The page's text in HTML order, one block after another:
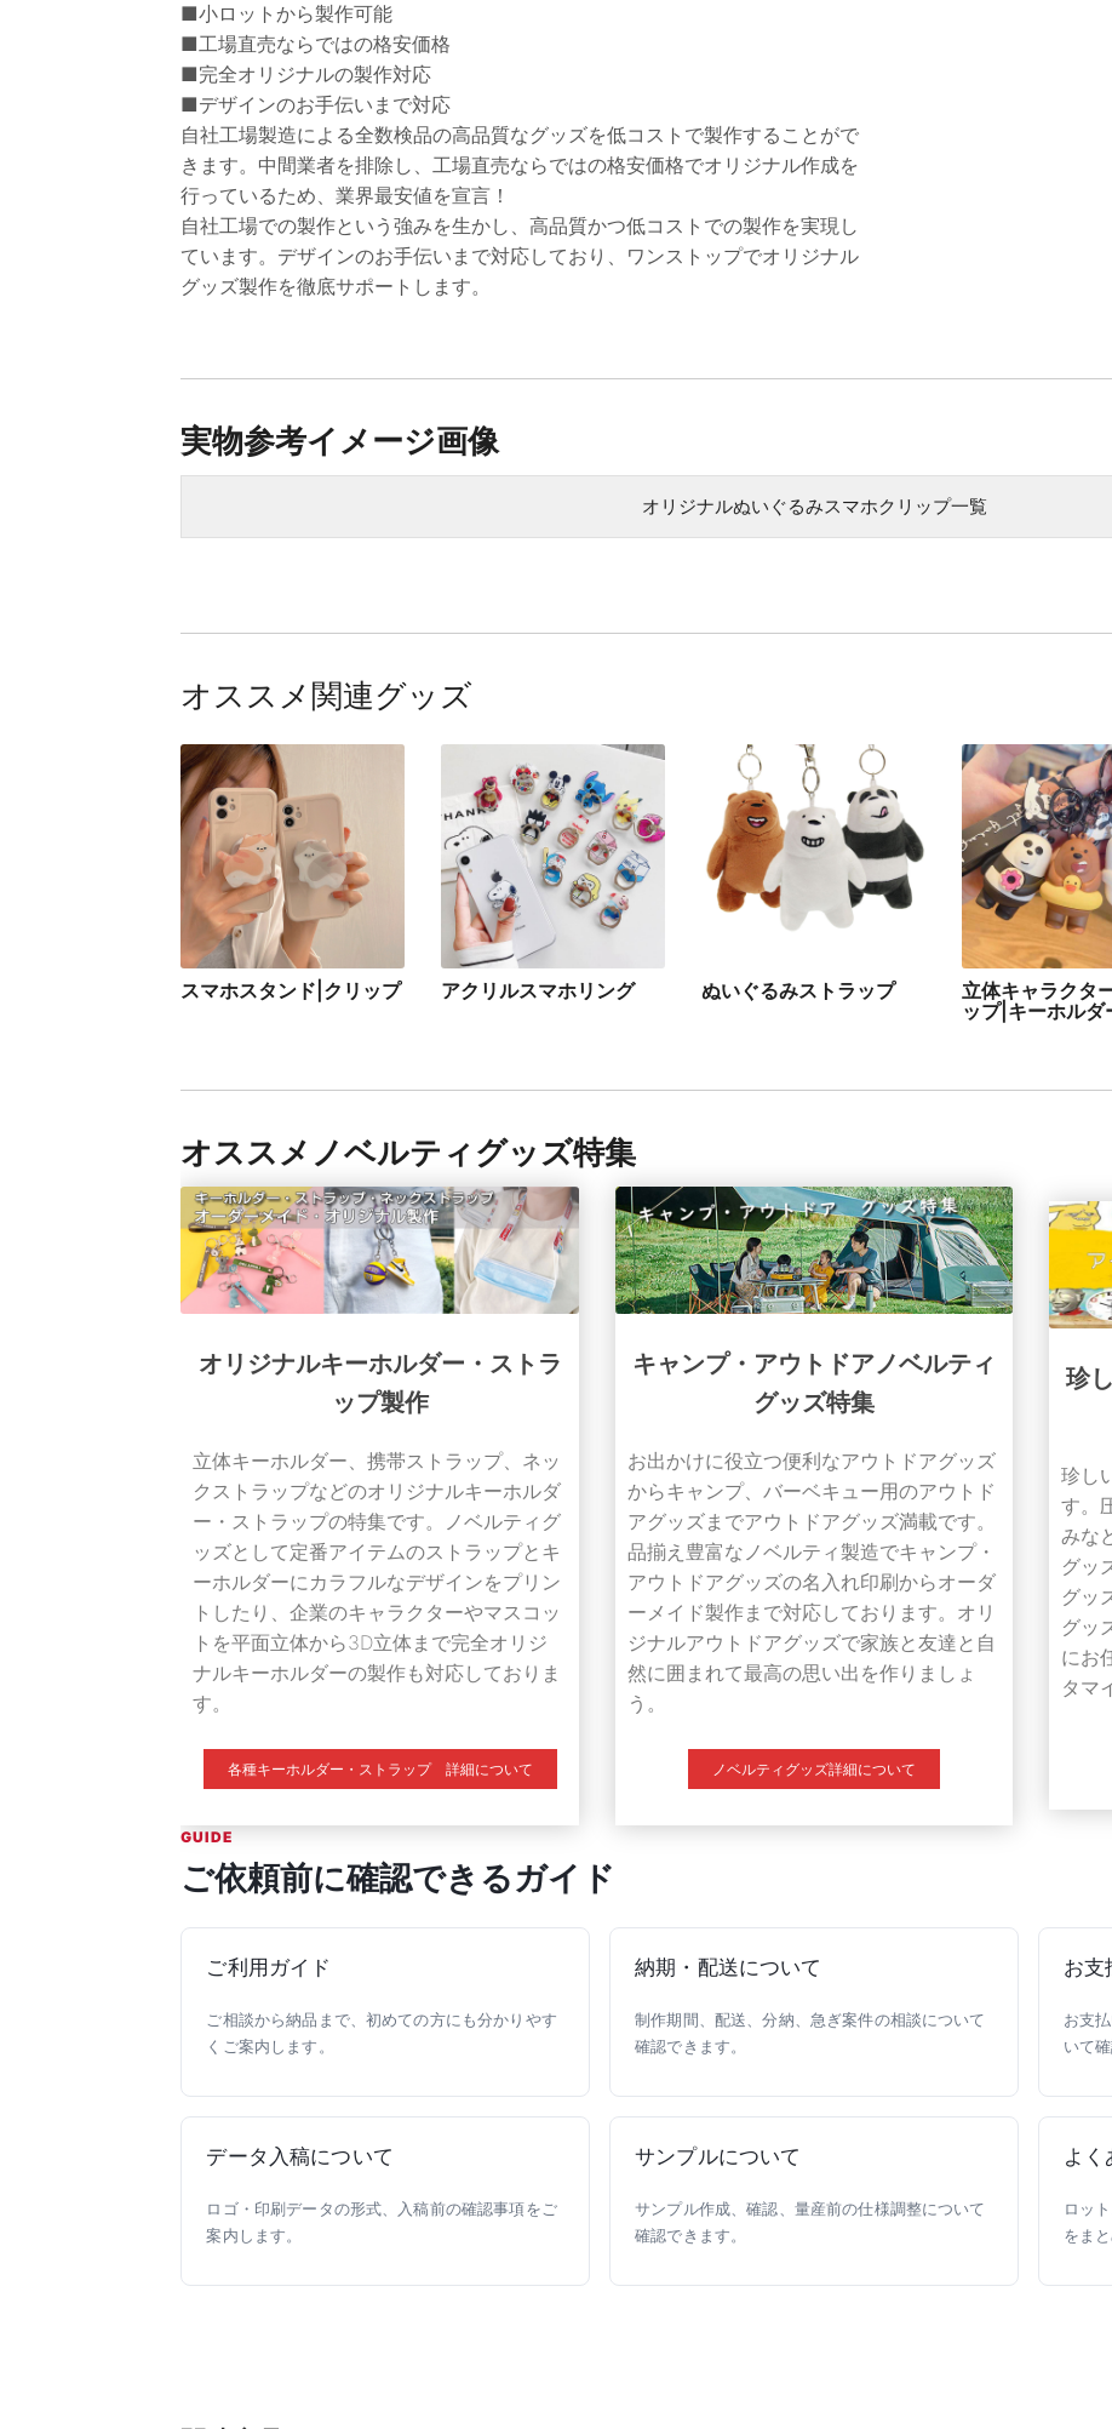
■小ロットから製作可能
■工場直売ならではの格安価格
■完全オリジナルの製作対応
■デザインのお手伝いまで対応
自社工場製造による全数検品の高品質なグッズを低コストで製作することがで
きます。中間業者を排除し、工場直売ならではの格安価格でオリジナル作成を
行っているため、業界最安値を宣言！
自社工場での製作という強みを生かし、高品質かつ低コストでの製作を実現し
ています。デザインのお手伝いまで対応しており、ワンストップでオリジナル
グッズ製作を徹底サポートします。
実物参考イメージ画像
オリジナルぬいぐるみスマホクリップ一覧
オススメ関連グッズ
スマホスタンド|クリップ アクリルスマホリング ぬいぐるみストラップ
立体キャラクタ
ップ|キーホルダ
オススメノベルティグッズ特集
オリジナルキーホルダー・ストラ
ップ製作
立体キーホルダー、携帯ストラップ、ネッ
クストラップなどのオリジナルキーホルダ
ー・ストラップの特集です。ノベルティグ
ッズとして定番アイテムのストラップとキ
ーホルダーにカラフルなデザインをプリン
トしたり、企業のキャラクターやマスコッ
トを平面立体から3D立体まで完全オリジ
ナルキーホルダーの製作も対応しておりま
す。
各種キーホルダー・ストラップ 詳細について
キャンプ・アウトドアノベルティ
グッズ特集
お出かけに役立つ便利なアウトドアグッズ
からキャンプ、バーベキュー用のアウトド
アグッズまでアウトドアグッズ満載です。
品揃え豊富なノベルティ製造でキャンプ・
アウトドアグッズの名入れ印刷からオーダ
ーメイド製作まで対応しております。オリ
ジナルアウトドアグッズで家族と友達と自
然に囲まれて最高の思い出を作りましょ
う。
ノベルティグッズ詳細について
珍
珍し
す。
みな
グッ
グッ
グッ
にお
タマ
GUIDE
ご依頼前に確認できるガイド
ご利用ガイド
ご相談から納品まで、初めての方にも分かりやす
くご案内します。
納期・配送について
制作期間、配送、分納、急ぎ案件の相談について
確認できます。
お支
お支
いて
データ入稿について
ロゴ・印刷データの形式、入稿前の確認事項をご
案内します。
サンプルについて
サンプル作成、確認、量産前の仕様調整について
確認できます。
よく
ロッ
をま